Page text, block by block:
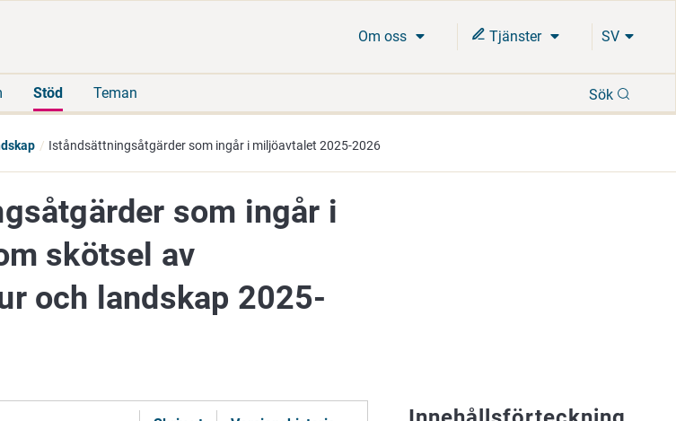
Om oss Tjänster SV
Stöd Teman Sök
Iståndsättningsåtgärder som ingår i miljöavtalet 2025-2026
som ingår i
skötsel av
och landskap 2025-